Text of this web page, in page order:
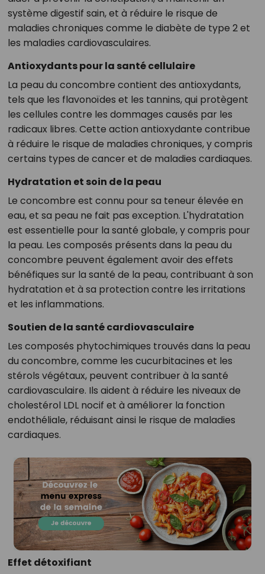
système digestif sain, et à réduire le risque de
maladies chroniques comme le diabète de type 2 et
les maladies cardiovasculaires.
Antioxydants pour la santé cellulaire
La peau du concombre contient des antioxydants,
tels que les flavonoïdes et les tannins, qui protègent
les cellules contre les dommages causés par les
radicaux libres. Cette action antioxydante contribue
à réduire le risque de maladies chroniques, y compris
certains types de cancer et de maladies cardiaques.
Hydratation et soin de la peau
Le concombre est connu pour sa teneur élevée en
eau, et sa peau ne fait pas exception. L'hydratation
est essentielle pour la santé globale, y compris pour
la peau. Les composés présents dans la peau du
concombre peuvent également avoir des effets
bénéfiques sur la santé de la peau, contribuant à son
hydratation et à sa protection contre les irritations
et les inflammations.
Soutien de la santé cardiovasculaire
Les composés phytochimiques trouvés dans la peau
du concombre, comme les cucurbitacines et les
stérols végétaux, peuvent contribuer à la santé
cardiovasculaire. Ils aident à réduire les niveaux de
cholestérol LDL nocif et à améliorer la fonction
endothéliale, réduisant ainsi le risque de maladies
cardiaques.
Effet détoxifiant